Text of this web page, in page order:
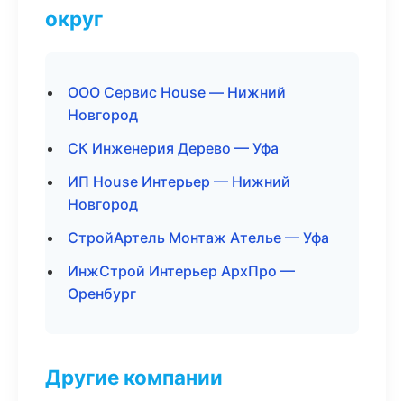
округ
ООО Сервис House — Нижний
Новгород
СК Инженерия Дерево — Уфа
ИП House Интерьер — Нижний
Новгород
СтройАртель Монтаж Ателье — Уфа
ИнжСтрой Интерьер АрхПро —
Оренбург
Другие компании